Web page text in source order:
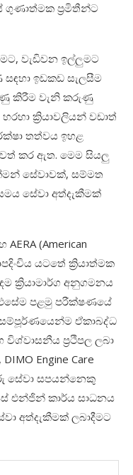
ගුණාත්මක ප්‍රමිතීන්ට
වැඩිවන ඉල්ලුමට
ඉඩකඩ සැලසීම
කිරීම වැනි කරුණු
ක්‍රියාවලියන් වඩාත්
තත්වය ඉහළ
කර ඇත. මෙම සියලු
සේවාවක්, සම්මත
සේවා අත්දැකීමක්
(American
යටතේ ක්‍රියාත්මක
ක්‍රියාමාර්ග අනුගමනය
පළමු පරීක්ෂණයේ
ඒකාබද්ධ
ප්‍රථිපල ලබා
Engine Care
සේවා සපයන්නෙකු
එන්ජින් කාර්ය සාධනය
අත්දැකීමක් ලබාදීමට